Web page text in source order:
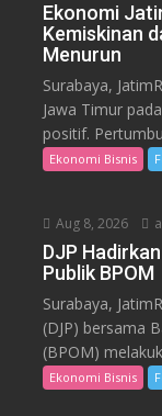
Ekonomi
Kemiskinan
Menurun
Surabaya,
Jawa Timur
positif.
Ekonomi Bisnis
Aug 8, 2026
DJP
Publik BPOM
Surabaya,
(DJP) bersama
(BPOM)
Ekonomi Bisnis